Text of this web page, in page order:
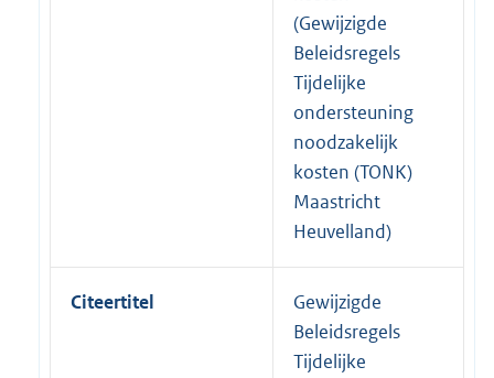
(Gewijzigde
Beleidsregels
Tijdelijke
ondersteuning
noodzakelijk
kosten (TONK)
Maastricht
Heuvelland)
Citeertitel
Gewijzigde
Beleidsregels
Tijdelijke